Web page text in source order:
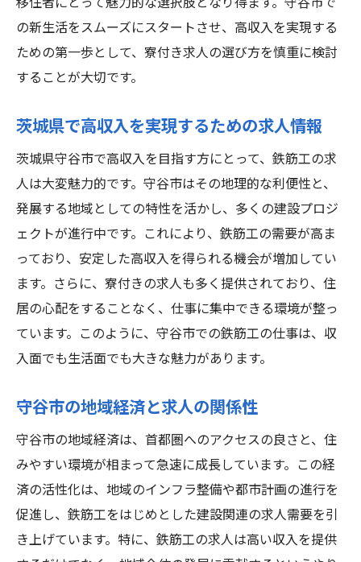
の新生活をスムーズにスタートさせ、高収入を実現する
ための第一歩として、寮付き求人の選び方を慎重に検討
することが大切です。
茨城県で高収入を実現するための求人情報
茨城県守谷市で高収入を目指す方にとって、鉄筋工の求
人は大変魅力的です。守谷市はその地理的な利便性と、
発展する地域としての特性を活かし、多くの建設プロジ
ェクトが進行中です。これにより、鉄筋工の需要が高ま
っており、安定した高収入を得られる機会が増加してい
ます。さらに、寮付きの求人も多く提供されており、住
居の心配をすることなく、仕事に集中できる環境が整っ
ています。このように、守谷市での鉄筋工の仕事は、収
入面でも生活面でも大きな魅力があります。
守谷市の地域経済と求人の関係性
守谷市の地域経済は、首都圏へのアクセスの良さと、住
みやすい環境が相まって急速に成長しています。この経
済の活性化は、地域のインフラ整備や都市計画の進行を
促進し、鉄筋工をはじめとした建設関連の求人需要を引
き上げています。特に、鉄筋工の求人は高い収入を提供